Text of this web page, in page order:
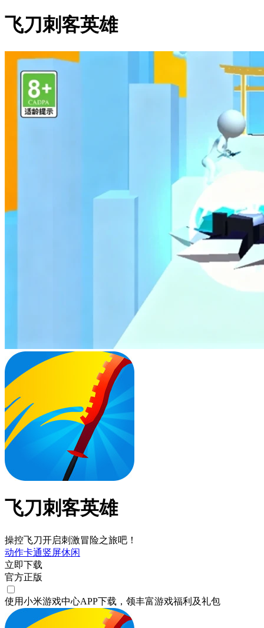
飞刀刺客英雄
飞刀刺客英雄
操控飞刀开启刺激冒险之旅吧！
动作卡通竖屏休闲
立即下载
官方正版
使用小米游戏中心APP下载 ，领丰富游戏福利 及礼包